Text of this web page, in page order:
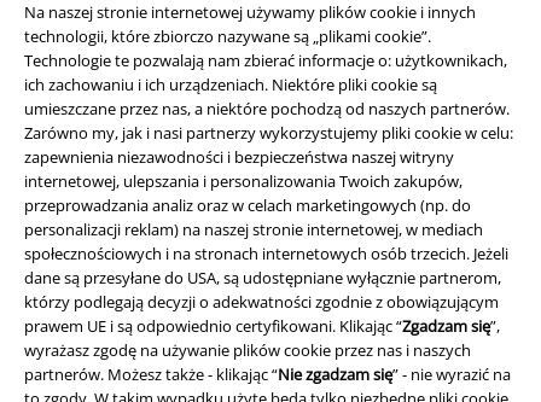
Na naszej stronie internetowej używamy plików cookie i innych
technologii, które zbiorczo nazywane są „plikami cookie”.
Technologie te pozwalają nam zbierać informacje o: użytkownikach,
ich zachowaniu i ich urządzeniach. Niektóre pliki cookie są
umieszczane przez nas, a niektóre pochodzą od naszych partnerów.
Zarówno my, jak i nasi partnerzy wykorzystujemy pliki cookie w celu:
zapewnienia niezawodności i bezpieczeństwa naszej witryny
internetowej, ulepszania i personalizowania Twoich zakupów,
przeprowadzania analiz oraz w celach marketingowych (np. do
personalizacji reklam) na naszej stronie internetowej, w mediach
społecznościowych i na stronach internetowych osób trzecich. Jeżeli
dane są przesyłane do USA, są udostępniane wyłącznie partnerom,
którzy podlegają decyzji o adekwatności zgodnie z obowiązującym
prawem UE i są odpowiednio certyfikowani. Klikając “Zgadzam się”,
wyrażasz zgodę na używanie plików cookie przez nas i naszych
partnerów. Możesz także - klikając “Nie zgadzam się” - nie wyrazić na
Aplikację EMP
Ściągnij nową aplikację EMP - ZA DARMO - i korzystaj z nowych
funkcji!
A Warner Music Group Company